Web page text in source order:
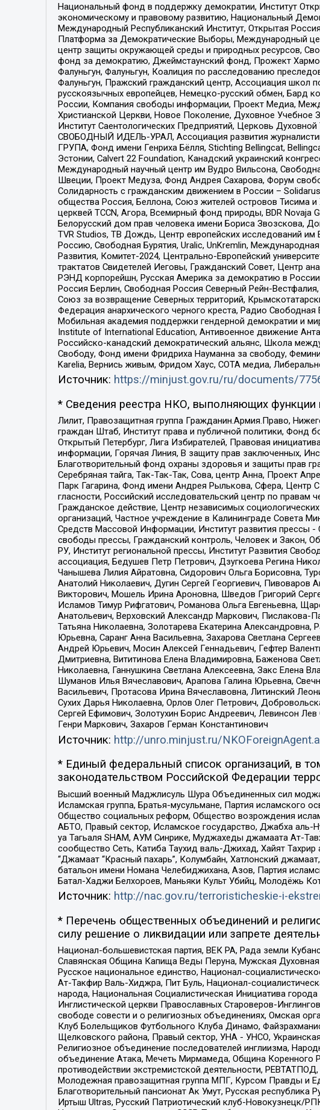
Национальный фонд в поддержку демократии, Институт
экономическому и правовому развитию, Национальный
Международный Республиканский Институт, Открытая
Платформа за Демократические Выборы, Международный
центр защиты окружающей среды и природных ресурсов,
фонд за демократию, Джеймстаунский фонд, Прожект
Фалуньгун, Фалуньгун, Коалиция по расследованию
Фалуньгун, Пражский гражданский центр, Ассоциация школ
русскоязычных европейцев, Немецко-русский обмен, Бард
России, Компания свободы информации, Проект Медиа,
Христианской Церкви, Новое Поколение, Духовное
Институт Саентологических Предприятий, Церковь
СВОБОДНЫЙ ИДЕЛЬ-УРАЛ, Ассоциация развития
ГРУПА, Фонд имени Генриха Бёлля, Stichting Bellingcat,
Эстонии, Calvert 22 Foundation, Канадский украинский
Международный научный центр им Вудро Вильсона,
Швеции, Проект Медуза, Фонд Андрея Сахарова, Форум
Солидарность с гражданским движением в России –
общества Россия, Беллона, Союз жителей островов Тисима
церквей TCCN, Агора, Всемирный фонд природы, BDR
Белорусский дом прав человека имени Бориса Звозскова,
TVR Studios, ТВ Дождь, Центр европейских исследований
Россию, Свободная Бурятия, Uralic, UnKremlin,
Развития, Комитет-2024, Центрально-Европейский
трактатов Свидетелей Иеговы, Гражданский Совет, Центр
РЭНД корпорейшн, Русская Америка за демократию в
Россия Берлин, Свободная Россия Северный Рейн-
Союз за возвращение Северных территорий,
Федерация анархического черного креста, Радио
Мобильная академия поддержки гендерной демократии и
Institute of International Education, Антивоенное движение
Российско-канадский демократический альянс, Школа
Свободу, Фонд имени Фридриха Науманна за свободу,
Karelia, Вернись живым, Фридом Хаус, СОТА медиа,
Источник: https://minjust.gov.ru/ru/documents/
* Сведения реестра НКО, выполняющих функции
Лилит, Правозащитная группа Гражданин.Армия.Право,
граждан Штаб, Институт права и публичной политики,
Открытый Петербург, Лига Избирателей, Правовая
информации, Горячая Линия, В защиту прав заключенных,
Благотворительный фонд охраны здоровья и защиты прав
Серебряная тайга, Так-Так-Так, Сова, центр Анна, Проект
Парк Гагарина, Фонд имени Андрея Рылькова, Сфера, Центр
гласности, Российский исследовательский центр по правам
Гражданское действие, Центр независимых
организаций, Частное учреждение в Калининграде Совета
Средств Массовой Информации, Институт развития прессы
свободы прессы, Гражданский контроль, Человек и Закон,
РУ, Институт региональной прессы, Институт Развития
ассоциация, Бедушев Петр Петрович, Дзугкоева Регина
Чанышева Лилия Айратовна, Сидорович Ольга Борисовна,
Анатолий Николаевич, Дугин Сергей Георгиевич, Пивоваров
Викторович, Мошель Ирина Ароновна, Шведов Григорий
Исламов Тимур Рифгатович, Романова Ольга Евгеньевна,
Анатольевич, Верховский Александр Маркович, Пислакова-
Татьяна Николаевна, Золотарева Екатерина
Юрьевна, Саранг Анна Васильевна, Захарова Светлана
Андрей Юрьевич, Мосин Алексей Геннадьевич, Гефтер
Дмитриевна, Вититинова Елена Владимировна, Баженова
Николаевна, Ганнушкина Светлана Алексеевна, Закс Елена
Шуманов Илья Вячеславович, Арапова Галина Юрьевна,
Васильевич, Протасова Ирина Вячеславовна, Литинский
Сухих Дарья Николаевна, Орлов Олег Петрович,
Сергей Ефимович, Золотухин Борис Андреевич, Левинсон
Генри Маркович, Захаров Герман Константинович
Источник: http://unro.minjust.ru/
* Единый федеральный список организаций, в
законодательством Российской Федерации
Высший военный Маджлисуль Шура Объединенных сил
Исламская группа, Братья-мусульмане, Партия исламского
Общество социальных реформ, Общество возрождения
АБТО, Правый сектор, Исламское государство, Джабха
уа Тагьаля SHAM, АУМ Синрике, Муджахеды джамаата Ат-
сообщество Сеть, Катиба Таухид валь-Джихад, Хайят
“Джамаат “Красный пахарь”, Колумбайн, Хатлонский
батальон имени Номана Челебиджихана, Азов, Партия
Батал-Хаджи Белхороев, Маньяки Культ Убийц, Молодёжь
Источник: http://nac.gov.ru/terroristicheskie-i-
* Перечень общественных объединений и
силу решение о ликвидации или запрете
Национал-большевистская партия, ВЕК РА, Рада земли
Славянская Община Капища Веды Перуна, Мужская
Русское национальное единство, Национал-
Ат-Такфир Валь-Хиджра, Пит Буль, Национал-
народа, Национальная Социалистическая Инициатива
Инглистической церкви Православных Староверов-
свободе совести и о религиозных объединениях, Омская
Клуб Болельщиков Футбольного Клуба Динамо,
Щелковского района, Правый сектор, УНА - УНСО,
Религиозное объединение последователей инглиизма,
объединение Атака, Мечеть Мирмамеда, Община Коренного
противодействии экстремистской деятельности,
Молодежная правозащитная группа МПГ, Курсом Правды и
Благотворительный пансионат Ак Умут, Русская
Иртыш Ultras, Русский Патриотический клуб-Новокузнецк/